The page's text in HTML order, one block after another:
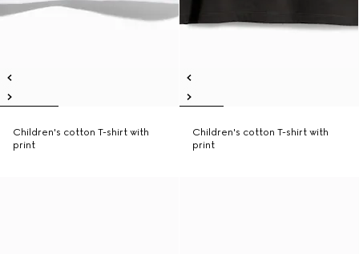
Children's cotton T-shirt with
print
Children's cotton T-shirt with
print